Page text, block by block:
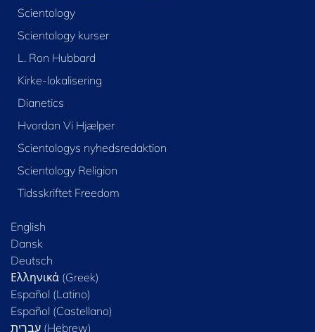
Scientology
Scientology kurser
L. Ron Hubbard
Kirke-lokalisering
Dianetics
Hvordan Vi Hjælper
Scientologys nyhedsredaktion
Scientology Religion
Tidsskriftet Freedom
English
Dansk
Deutsch
Ελληνικά (Greek)
Español (Latino)
Español (Castellano)